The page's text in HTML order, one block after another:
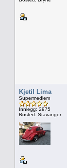
Kjetil Lima
Supermedlem
Innlegg: 2975
Bosted: Stavanger